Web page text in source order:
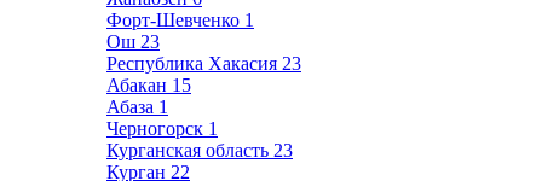
Форт-Шевченко 1
Ош 23
Республика Хакасия 23
Абакан 15
Абаза 1
Черногорск 1
Курганская область 23
Курган 22